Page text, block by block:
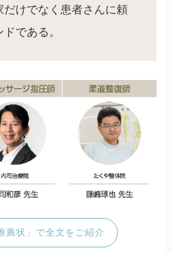
けでなく患者さんに頼
である。
薦状」で全文をご紹介